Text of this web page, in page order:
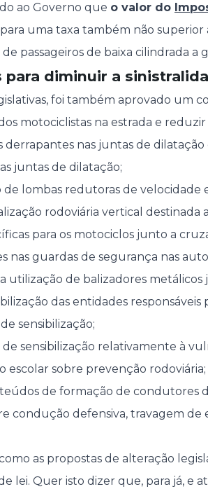
ao Governo que o valor do
para uma taxa também não
passageiros de baixa cilindrada a
para diminuir a
foi também aprovado um
motociclistas na estrada e reduzir
derrapantes nas juntas de dilatação
juntas de dilatação;
lombas redutoras de velocidade
rodoviária vertical destinada
para os motociclos junto a
nas guardas de segurança nas
utilização de balizadores metálicos
das entidades
sensibilização;
sensibilização relativamente à
escolar sobre prevenção rodoviária;
de formação de condutores
condução defensiva, travagem de
as propostas de alteração
lei. Quer isto dizer que, para já, e